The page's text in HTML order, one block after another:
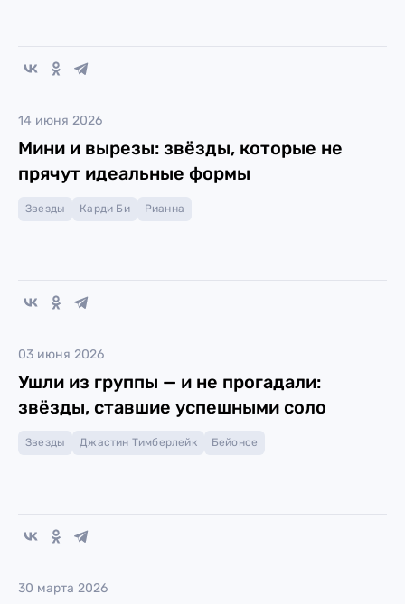
14 июня 2026
Мини и вырезы: звёзды, которые не
прячут идеальные формы
Звезды Карди Би Рианна
03 июня 2026
Ушли из группы — и не прогадали:
звёзды, ставшие успешными соло
Звезды Джастин Тимберлейк Бейонсе
30 марта 2026